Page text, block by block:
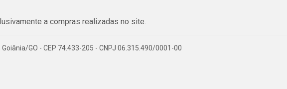
a compras realizadas no site.
GO - CEP 74.433-205 - CNPJ 06.315.490/0001-00